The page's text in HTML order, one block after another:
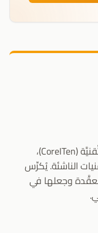
مُؤسِّس ورئيس تحرير الموسوعة التِّقنيَّة (CoreITen)،
الناشئة. يُكرِّس
وجعلها في